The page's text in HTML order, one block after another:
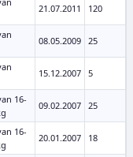
21.07.2011 120
08.05.2009 25
15.12.2007 5
16-
09.02.2007 25
16-
20.01.2007 18